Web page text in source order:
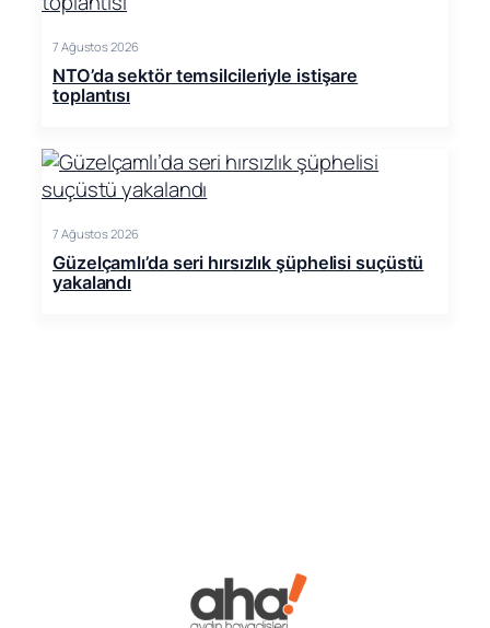
7 Ağustos 2026
NTO’da sektör temsilcileriyle istişare
toplantısı
7 Ağustos 2026
Güzelçamlı’da seri hırsızlık şüphelisi suçüstü
yakalandı